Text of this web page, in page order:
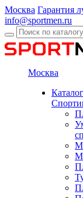
Москва Гарантия
info@sportmen.ru
Москва
Каталог